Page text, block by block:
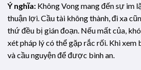
Ý nghĩa: Không Vong mang đến sự im
thuận lợi. Cầu tài không thành, đi xa
thứ đều bị gián đoạn. Nếu mất của,
xét pháp lý có thể gặp rắc rối. Khi xem
và cầu nguyện để được bình an.